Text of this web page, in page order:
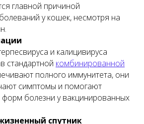
главной причиной
у кошек, несмотря на
и калицивируса
стандартной комбинированной
полного иммунитета, они
симптомы и помогают
болезни у вакцинированных
спутник